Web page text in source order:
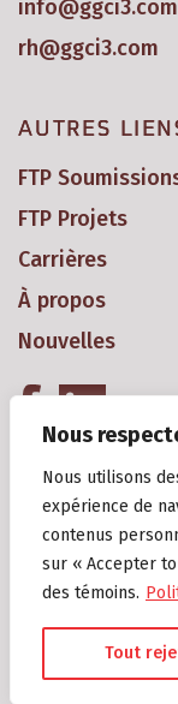
Nous
Nous utilisons
expérience de
contenus
sur « Accepter
des témoins.
Tout
info@ggci3.com
rh@ggci3.com
AUTRES
FTP
FTP Projets
Carrières
À propos
Nouvelles
Copyright 2018